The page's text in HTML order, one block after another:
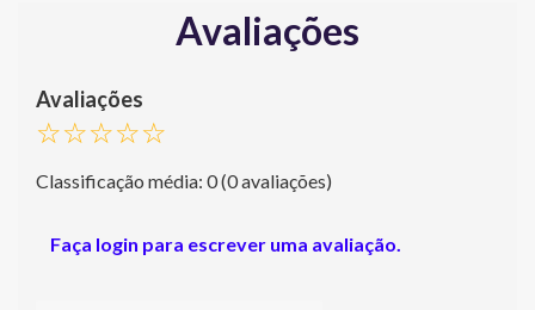
Avaliações
☆☆☆☆☆
Classificação média: 0(0 avaliações)
Faça login para escrever uma avaliação.